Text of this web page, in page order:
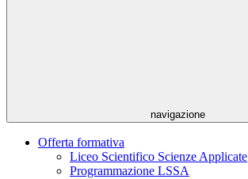
navigazione
Offerta formativa
Liceo Scientifico Scienze Applicate
Programmazione LSSA